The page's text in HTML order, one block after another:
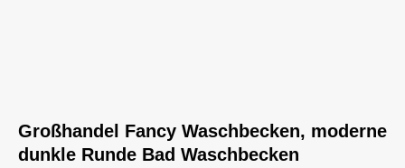
Großhandel Fancy Waschbecken, moderne
dunkle Runde Bad Waschbecken